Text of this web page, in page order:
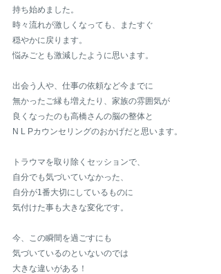
持ち始めました。
時々流れが激しくなっても、またすぐ
穏やかに戻ります。
悩みごとも激減したように思います。
出会う人や、仕事の依頼など今までに
無かったご縁も増えたり、家族の雰囲気が
良くなったのも高橋さんの脳の整体と
N L Pカウンセリングのおかげだと思います。
トラウマを取り除くセッションで、
自分でも気づいていなかった、
自分が1番大切にしているものに
気付けた事も大きな変化です。
今、この瞬間を過ごすにも
気づいているのといないのでは
大きな違いがある！